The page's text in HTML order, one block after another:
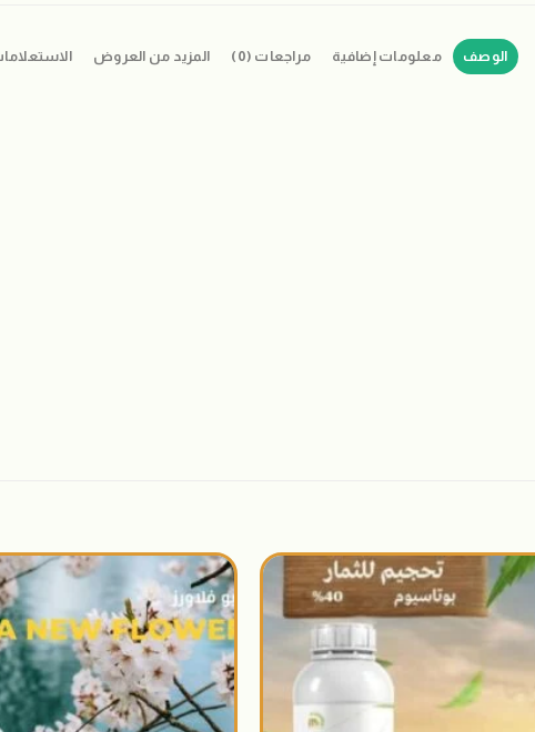
الوصف معلومات إضافية مراجعات (0) المزيد من العروض
المنتجات
المفضلة